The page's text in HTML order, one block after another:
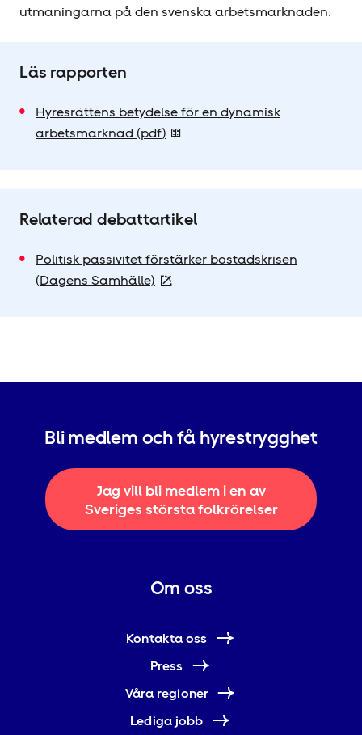
utmaningarna på den svenska arbetsmarknaden.
Läs rapporten
Hyresrättens betydelse för en dynamisk
arbetsmarknad (pdf)
Relaterad debattartikel
Politisk passivitet förstärker bostadskrisen
(Dagens Samhälle)
Bli medlem och få hyrestrygghet
Jag vill bli medlem i en av
Sveriges största folkrörelser
Om oss
Kontakta oss
Press
Våra regioner
Lediga jobb